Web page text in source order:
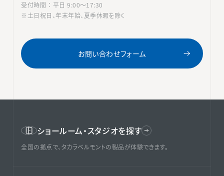
受付時間 ： 平日 9:00〜17:30
※土日祝日、年末年始、夏季休暇を除く
お問い合わせフォーム
ショールーム・スタジオを探す
全国の拠点で、タカラベルモントの製品が体験できます。